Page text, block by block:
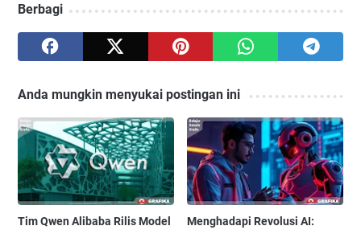
Berbagi
Anda mungkin menyukai postingan ini
Tim Qwen Alibaba Rilis Model
Menghadapi Revolusi AI: